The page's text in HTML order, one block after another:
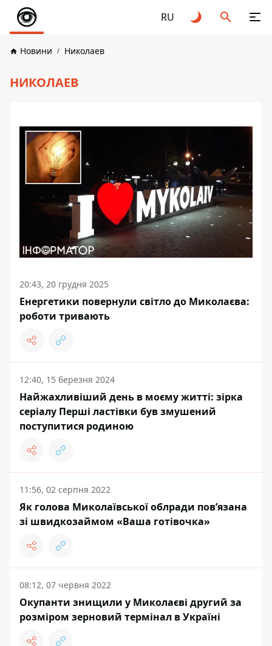
RU
Новини Николаев
НИКОЛАЕВ
20:43, 20 грудня 2025
Енергетики повернули світло до Миколаєва:
роботи тривають
12:40, 15 березня 2024
Найжахливіший день в моєму житті: зірка
серіалу Перші ластівки був змушений
поступитися родиною
11:56, 02 серпня 2022
Як голова Миколаївської облради пов’язана
зі швидкозаймом «Ваша готівочка»
08:12, 07 червня 2022
Окупанти знищили у Миколаєві другий за
розміром зерновий термінал в Україні